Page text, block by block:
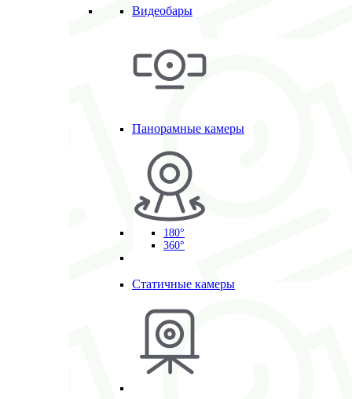
Видеобары
Панорамные камеры
180°
360°
Статичные камеры